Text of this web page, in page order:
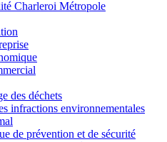
Charleroi Métropole
des déchets
infractions environnementales
de prévention et de sécurité